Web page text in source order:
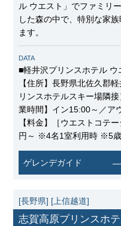
ル ウエスト」でファミリ
した森の中で、特別な家
ます。
DATA
■軽井沢プリンスホテル ウ
【住所】長野県北佐久郡
リンスホテルスキー場
業時間】イン15:00～／
【料金】［ウエストコテ
円～ ※4名1室利用時 ※5
ゲレンデガイド
[長野県] [上信越道]
志賀高原プリンスホ